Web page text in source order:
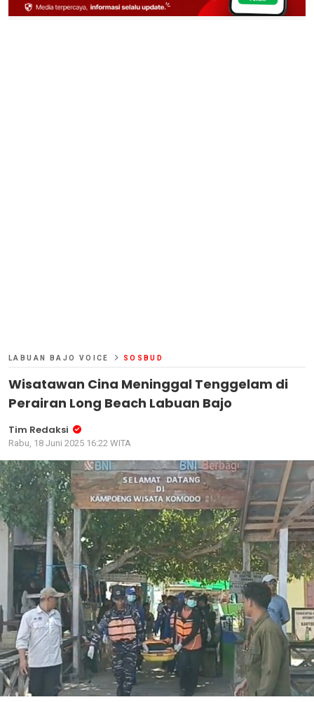
LABUAN BAJO VOICE SOSBUD
Wisatawan Cina Meninggal Tenggelam di
Perairan Long Beach Labuan Bajo
Tim Redaksi
Rabu, 18 Juni 2025 16:22 WITA